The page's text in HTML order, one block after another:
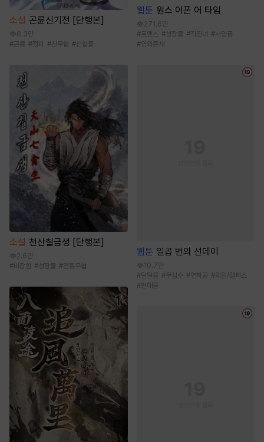
소설 곤륜신기전 [단행본]
8.3만
#곤륜 #정파 #신무협 #선협물
소설 천산칠금생 [단행본]
2.6만
#비장함 #성장물 #전통무협
웹툰 원스 어폰 어 타임
271.6만
#로맨스 #성장물 #직진녀 #서양풍
#인외존재
웹툰 일곱 번의 선데이
10.7만
#달달물 #무심수 #연하공 #학원/캠퍼스
#현대물